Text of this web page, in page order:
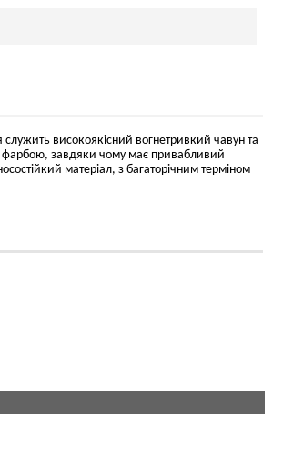
високоякісний вогнетривкий чавун та
фарбою, завдяки чому має привабливий
матеріал, з багаторічним терміном